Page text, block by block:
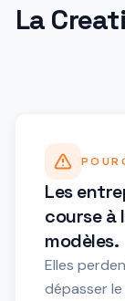
La
Les
course à
modèles.
Elles
dépasser